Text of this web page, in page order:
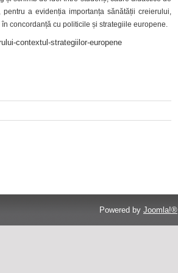
a evidenția importanța sănătății creierului,
concordanță cu politicile și strategiile europene.
contextul-strategiilor-europene
Powered by Joomla!®